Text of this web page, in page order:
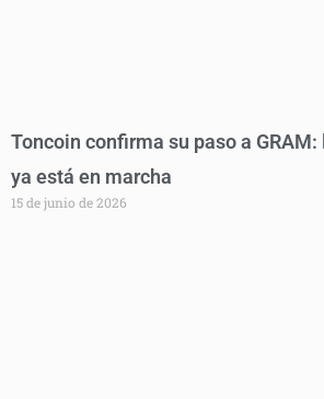
Toncoin confirma su paso a GRAM:
ya está en marcha
15 de junio de 2026